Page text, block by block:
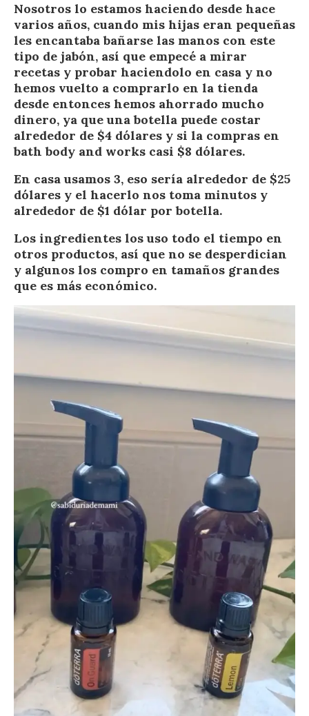
Nosotros lo estamos haciendo desde hace
varios años, cuando mis hijas eran pequeñas
les encantaba bañarse las manos con este
tipo de jabón, así que empecé a mirar
recetas y probar haciendolo en casa y no
hemos vuelto a comprarlo en la tienda
desde entonces hemos ahorrado mucho
dinero, ya que una botella puede costar
alrededor de $4 dólares y si la compras en
bath body and works casi $8 dólares.
En casa usamos 3, eso sería alrededor de $25
dólares y el hacerlo nos toma minutos y
alrededor de $1 dólar por botella.
Los ingredientes los uso todo el tiempo en
otros productos, así que no se desperdician
y algunos los compro en tamaños grandes
que es más económico.